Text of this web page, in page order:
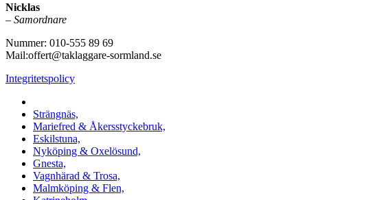
Nicklas
– Samordnare
Nummer: 010-555 89 69
Mail:offert@taklaggare-sormland.se
Integritetspolicy
Strängnäs,
Mariefred & Åkersstyckebruk,
Eskilstuna,
Nyköping & Oxelösund,
Gnesta,
Vagnhärad & Trosa,
Malmköping & Flen,